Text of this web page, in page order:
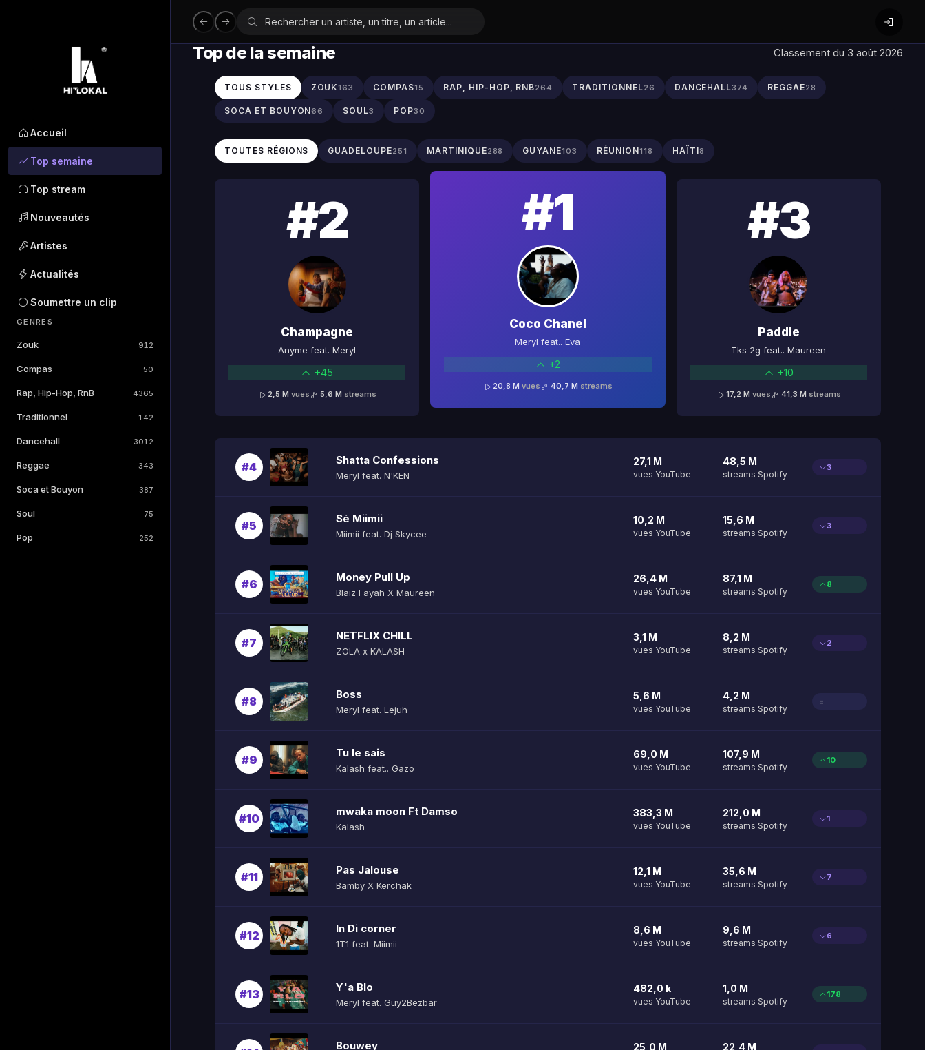
Accueil
Top semaine
Top stream
Nouveautés
Artistes
Actualités
Soumettre un clip
GENRES
Zouk 912
Compas 50
Rap, Hip-Hop, RnB 4365
Traditionnel 142
Dancehall 3012
Reggae 343
Soca et Bouyon 387
Soul 75
Pop 252
Top de la semaine Classement du 3 août 2026
TOUS STYLES ZOUK163 COMPAS15 RAP, HIP-HOP, RNB264 TRADITIONNEL26 DANCEHALL374 REGGAE28
SOCA ET BOUYON66 SOUL3 POP30
TOUTES RÉGIONS GUADELOUPE251 MARTINIQUE288 GUYANE103 RÉUNION118 HAÏTI8
#2
Champagne
Anyme feat. Meryl
+45
2,5 M vues 5,6 M streams
#1
Coco Chanel
Meryl feat.. Eva
+2
20,8 M vues 40,7 M streams
#3
Paddle
Tks 2g feat.. Maureen
+10
17,2 M vues 41,3 M streams
#4
Shatta Confessions
Meryl feat. N'KEN
27,1 M
vues YouTube
48,5 M
streams Spotify
3
#5
Sé Miimii
Miimii feat. Dj Skycee
10,2 M
vues YouTube
15,6 M
streams Spotify
3
#6
Money Pull Up
Blaiz Fayah X Maureen
26,4 M
vues YouTube
87,1 M
streams Spotify
8
#7
NETFLIX CHILL
ZOLA x KALASH
3,1 M
vues YouTube
8,2 M
streams Spotify
2
#8
Boss
Meryl feat. Lejuh
5,6 M
vues YouTube
4,2 M
streams Spotify
=
#9
Tu le sais
Kalash feat.. Gazo
69,0 M
vues YouTube
107,9 M
streams Spotify
10
#10
mwaka moon Ft Damso
Kalash
383,3 M
vues YouTube
212,0 M
streams Spotify
1
#11
Pas Jalouse
Bamby X Kerchak
12,1 M
vues YouTube
35,6 M
streams Spotify
7
#12
In Di corner
1T1 feat. Miimii
8,6 M
vues YouTube
9,6 M
streams Spotify
6
#13
Y'a Blo
Meryl feat. Guy2Bezbar
482,0 k
vues YouTube
1,0 M
streams Spotify
178
Bouwey 25,0 M 22,4 M